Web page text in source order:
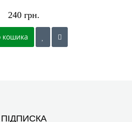
240 грн.
кошика
ПІДПИСКА